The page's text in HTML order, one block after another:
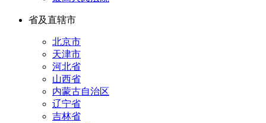
省及直辖市
北京市
天津市
河北省
山西省
内蒙古自治区
辽宁省
吉林省